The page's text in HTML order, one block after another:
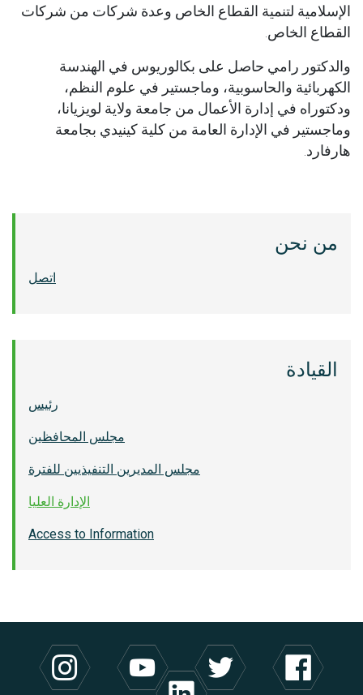
الإسلامية لتنمية القطاع الخاص وعدة شركات من شركات
القطاع الخاص.
والدكتور رامي حاصل على بكالوريوس في الهندسة
الكهربائية والحاسوبية، وماجستير في علوم النظم،
ودكتوراه في إدارة الأعمال من جامعة ولاية لويزيانا،
وماجستير في الإدارة العامة من كلية كينيدي بجامعة
هارفارد.
من نحن
اتصل
القيادة
رئيس
مجلس المحافظين
مجلس المديرين التنفيذيين للفترة
الإدارة العليا
Access to Information